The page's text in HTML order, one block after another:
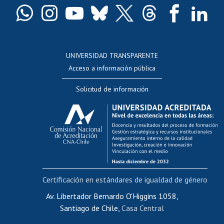
Docentes
Evaluación docente
Calificación académica
Postulación al AUCAI
Funcionarias/os
Cursos internos de capacitación
Bienestar del personal
Portal de movilidad interna
Certificado de renta
Certificado de renta honorarios
UNIVERSIDAD TRANSPARENTE
Acceso a información pública
Solicitud de información
Av. Libertador Bernardo O'Higgins 1058,
Santiago de Chile, Casa Central
Certificación en estándares de igualdad de género